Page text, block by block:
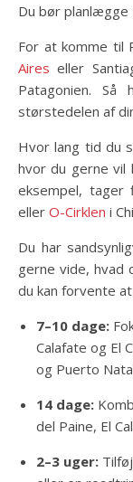
Du bør planlægge
For at komme til
Aires eller
Patagonien.
størstedelen af
Hvor lang tid du
hvor du gerne vil
eksempel, tager
eller O-Cirklen i
Du har
gerne vide, hvad
du kan forvente
7–10 dage:
Calafate og El
og Puerto
14 dage:
del Paine, El
2–3 uger: